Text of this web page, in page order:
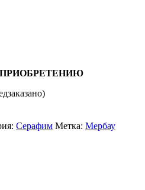
Серафим Метка: Мербау